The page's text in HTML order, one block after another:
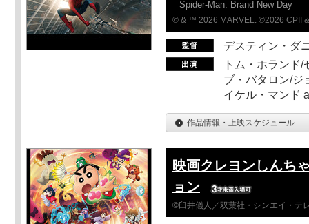
Spider-Man: Brand New Day
© & ™ 2026 MARVEL. ©2026 CPII
デスティン・ダ
トム・ホランド
ブ・バタロン/ジ
イケル・マンド
作品情報・上映スケジュール
映画クレヨンしんち
ョン
©臼井儀人／双葉社・シンエイ・テ